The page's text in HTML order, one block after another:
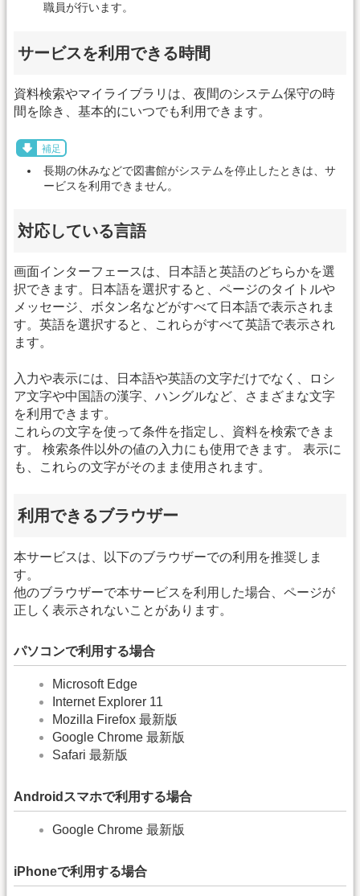
職員が行います。
サービスを利用できる時間
資料検索やマイライブラリは、夜間のシステム保守の時
間を除き、基本的にいつでも利用できます。
補足
長期の休みなどで図書館がシステムを停止したときは、サ
ービスを利用できません。
対応している言語
画面インターフェースは、日本語と英語のどちらかを選
択できます。日本語を選択すると、ページのタイトルや
メッセージ、ボタン名などがすべて日本語で表示されま
す。英語を選択すると、これらがすべて英語で表示され
ます。
入力や表示には、日本語や英語の文字だけでなく、ロシ
ア文字や中国語の漢字、ハングルなど、さまざまな文字
を利用できます。
これらの文字を使って条件を指定し、資料を検索できま
す。 検索条件以外の値の入力にも使用できます。 表示に
も、これらの文字がそのまま使用されます。
利用できるブラウザー
本サービスは、以下のブラウザーでの利用を推奨しま
す。
他のブラウザーで本サービスを利用した場合、ページが
正しく表示されないことがあります。
パソコンで利用する場合
Microsoft Edge
Internet Explorer 11
Mozilla Firefox 最新版
Google Chrome 最新版
Safari 最新版
Androidスマホで利用する場合
Google Chrome 最新版
iPhoneで利用する場合